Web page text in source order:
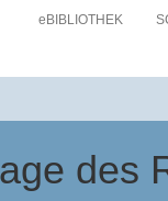
eBIBLIOTHEK
des